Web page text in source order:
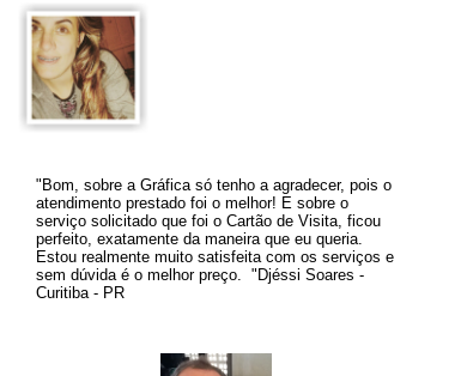
"Bom, sobre a Gráfica só tenho a agradecer, pois o
atendimento prestado foi o melhor! E sobre o
serviço solicitado que foi o Cartão de Visita, ficou
perfeito, exatamente da maneira que eu queria.
Estou realmente muito satisfeita com os serviços e
sem dúvida é o melhor preço. " Djéssi Soares -
Curitiba - PR